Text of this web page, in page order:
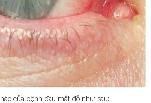
của bệnh đau mắt đỏ như sau: